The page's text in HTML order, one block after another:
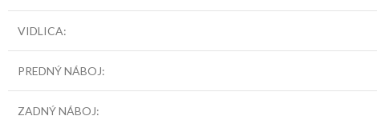
VIDLICA:
PREDNÝ NÁBOJ:
ZADNÝ NÁBOJ: